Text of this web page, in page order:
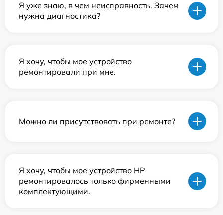
Я уже знаю, в чем неисправность. Зачем
нужна диагностика?
Я хочу, чтобы мое устройство
ремонтировали при мне.
Можно ли присутствовать при ремонте?
Я хочу, чтобы мое устройство HP
ремонтировалось только фирменными
комплектующими.